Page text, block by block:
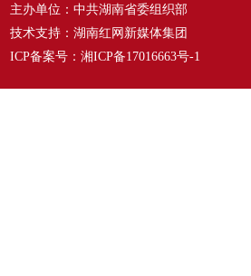
主办单位：中共湖南省委组织部
技术支持：湖南红网新媒体集团
ICP备案号： 湘ICP备17016663号-1